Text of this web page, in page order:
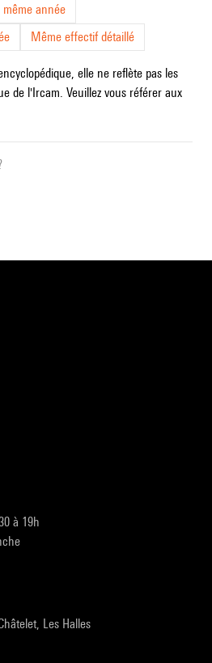
même année
Même effectif détaillé
elle ne reflète pas les
de l'Ircam. Veuillez vous référer aux
à 19h
Les Halles